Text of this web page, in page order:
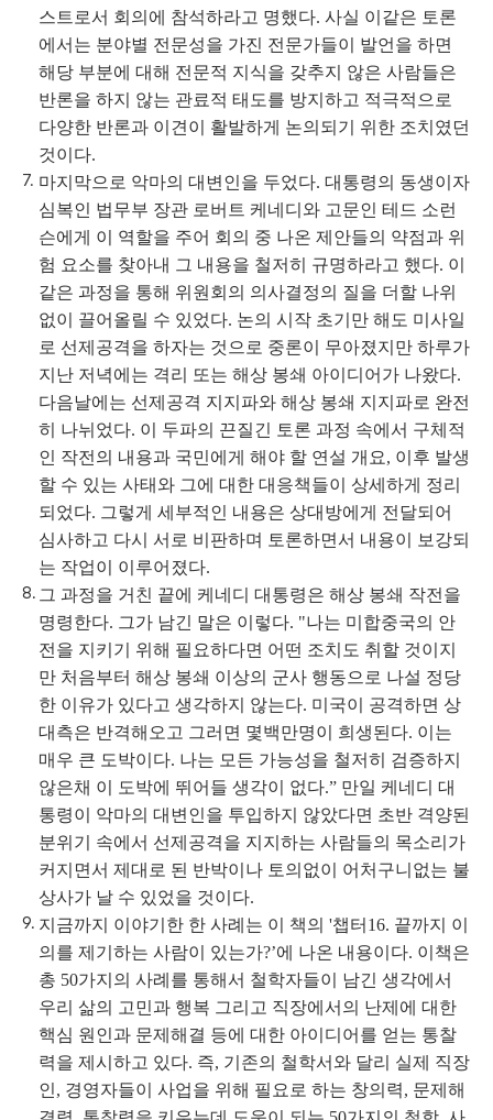
스트로서 회의에 참석하라고 명했다. 사실 이같은 토론
에서는 분야별 전문성을 가진 전문가들이 발언을 하면
해당 부분에 대해 전문적 지식을 갖추지 않은 사람들은
반론을 하지 않는 관료적 태도를 방지하고 적극적으로
다양한 반론과 이견이 활발하게 논의되기 위한 조치였던
것이다.
마지막으로 악마의 대변인을 두었다. 대통령의 동생이자
심복인 법무부 장관 로버트 케네디와 고문인 테드 소런
슨에게 이 역할을 주어 회의 중 나온 제안들의 약점과 위
험 요소를 찾아내 그 내용을 철저히 규명하라고 했다. 이
같은 과정을 통해 위원회의 의사결정의 질을 더할 나위
없이 끌어올릴 수 있었다. 논의 시작 초기만 해도 미사일
로 선제공격을 하자는 것으로 중론이 무아졌지만 하루가
지난 저녁에는 격리 또는 해상 봉쇄 아이디어가 나왔다.
다음날에는 선제공격 지지파와 해상 봉쇄 지지파로 완전
히 나뉘었다. 이 두파의 끈질긴 토론 과정 속에서 구체적
인 작전의 내용과 국민에게 해야 할 연설 개요, 이후 발생
할 수 있는 사태와 그에 대한 대응책들이 상세하게 정리
되었다. 그렇게 세부적인 내용은 상대방에게 전달되어
심사하고 다시 서로 비판하며 토론하면서 내용이 보강되
는 작업이 이루어졌다.
그 과정을 거친 끝에 케네디 대통령은 해상 봉쇄 작전을
명령한다. 그가 남긴 말은 이렇다. "나는 미합중국의 안
전을 지키기 위해 필요하다면 어떤 조치도 취할 것이지
만 처음부터 해상 봉쇄 이상의 군사 행동으로 나설 정당
한 이유가 있다고 생각하지 않는다. 미국이 공격하면 상
대측은 반격해오고 그러면 몇백만명이 희생된다. 이는
매우 큰 도박이다. 나는 모든 가능성을 철저히 검증하지
않은채 이 도박에 뛰어들 생각이 없다.” 만일 케네디 대
통령이 악마의 대변인을 투입하지 않았다면 초반 격양된
분위기 속에서 선제공격을 지지하는 사람들의 목소리가
커지면서 제대로 된 반박이나 토의없이 어처구니없는 불
상사가 날 수 있었을 것이다.
지금까지 이야기한 한 사례는 이 책의 '챕터16. 끝까지 이
의를 제기하는 사람이 있는가?’에 나온 내용이다. 이책은
총 50가지의 사례를 통해서 철학자들이 남긴 생각에서
우리 삶의 고민과 행복 그리고 직장에서의 난제에 대한
핵심 원인과 문제해결 등에 대한 아이디어를 얻는 통찰
력을 제시하고 있다. 즉, 기존의 철학서와 달리 실제 직장
인, 경영자들이 사업을 위해 필요로 하는 창의력, 문제해